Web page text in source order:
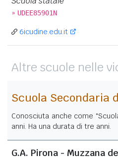
» UDEE85901N
6icudine.edu.it
Altre scuole nelle
Scuola Secondaria
Conosciuta anche come
anni. Ha una durata di tre anni.
G.A. Pirona - Muzzana